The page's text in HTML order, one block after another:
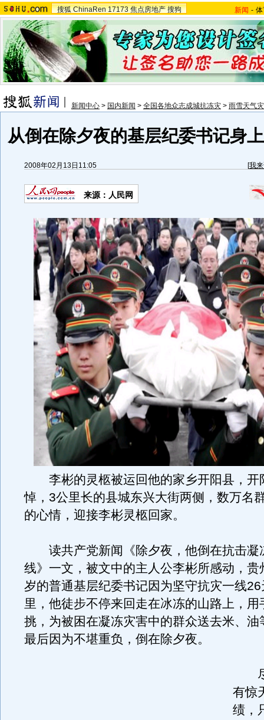
搜狐 ChinaRen 17173 焦点房地产 搜狗 新闻 -
新闻中心 > 国内新闻 > 全国各地众志成城抗冻灾 > 雨雪天气
从倒在除夕夜的基层纪委书记身
2008年02月13日11:05 [我
来源：人民网
李彬的灵柩被运回他的家乡开阳县，开
悼，3公里长的县城东兴大街两侧，数万名
的心情，迎接李彬灵柩回家。
读共产党新闻《除夕夜，他倒在抗击凝
线》一文，被文中的主人公李彬所感动，贵
岁的普通基层纪委书记因为坚守抗灾一线
里，他徒步不停来回走在冰冻的山路上，用
挑，为被困在凝冻灾害中的群众送去米、油
最后因为不堪重负，倒在除夕夜。
尽
有惊
绩，